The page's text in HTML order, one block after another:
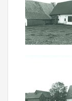
Over ons
Aanmelden